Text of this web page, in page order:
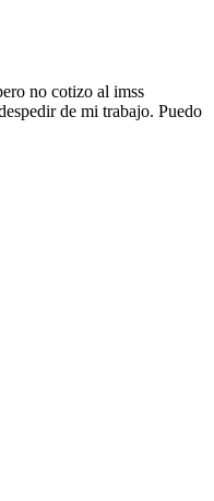
no cotizo al imss
de mi trabajo. Puedo